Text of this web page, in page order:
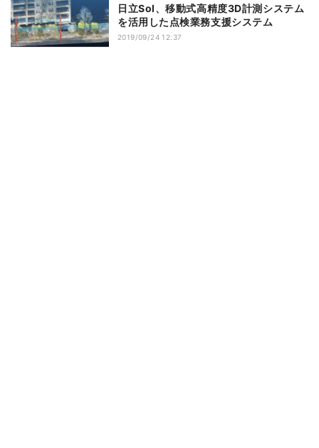
日立Sol、移動式高精度3D計測システム
を活用した点検業務支援システム
2019/09/24 12:37